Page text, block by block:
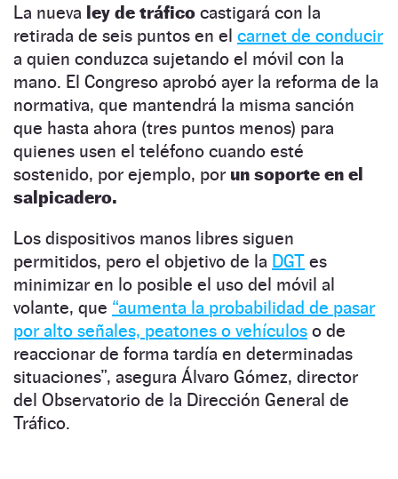
La nueva ley de tráfico castigará con la
retirada de seis puntos en el carnet de conducir
a quien conduzca sujetando el móvil con la
mano. El Congreso aprobó ayer la reforma de la
normativa, que mantendrá la misma sanción
que hasta ahora (tres puntos menos) para
quienes usen el teléfono cuando esté
sostenido, por ejemplo, por un soporte en el
salpicadero.
Los dispositivos manos libres siguen
permitidos, pero el objetivo de la DGT es
minimizar en lo posible el uso del móvil al
volante, que “aumenta la probabilidad de pasar
por alto señales, peatones o vehículos o de
reaccionar de forma tardía en determinadas
situaciones”, asegura Álvaro Gómez, director
del Observatorio de la Dirección General de
Tráfico.